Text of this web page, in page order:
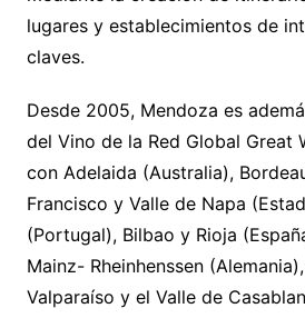
lugares y establecimientos de
claves.
Desde 2005, Mendoza es
del Vino de la Red Global Great
con Adelaida (Australia),
Francisco y Valle de Napa
(Portugal), Bilbao y Rioja
Mainz- Rheinhenssen
Valparaíso y el Valle de